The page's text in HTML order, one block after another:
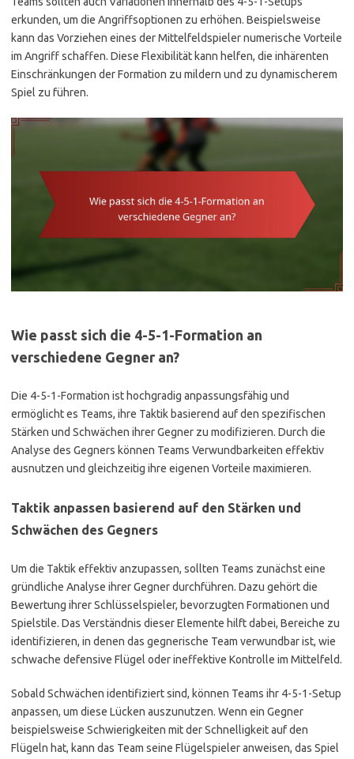
erkunden, um die Angriffsoptionen zu erhöhen. Beispielsweise
kann das Vorziehen eines der Mittelfeldspieler numerische Vorteile
im Angriff schaffen. Diese Flexibilität kann helfen, die inhärenten
Einschränkungen der Formation zu mildern und zu dynamischerem
Spiel zu führen.
Wie passt sich die 4-5-1-Formation an
verschiedene Gegner an?
Die 4-5-1-Formation ist hochgradig anpassungsfähig und
ermöglicht es Teams, ihre Taktik basierend auf den spezifischen
Stärken und Schwächen ihrer Gegner zu modifizieren. Durch die
Analyse des Gegners können Teams Verwundbarkeiten effektiv
ausnutzen und gleichzeitig ihre eigenen Vorteile maximieren.
Taktik anpassen basierend auf den Stärken und
Schwächen des Gegners
Um die Taktik effektiv anzupassen, sollten Teams zunächst eine
gründliche Analyse ihrer Gegner durchführen. Dazu gehört die
Bewertung ihrer Schlüsselspieler, bevorzugten Formationen und
Spielstile. Das Verständnis dieser Elemente hilft dabei, Bereiche zu
identifizieren, in denen das gegnerische Team verwundbar ist, wie
schwache defensive Flügel oder ineffektive Kontrolle im Mittelfeld.
Sobald Schwächen identifiziert sind, können Teams ihr 4-5-1-Setup
anpassen, um diese Lücken auszunutzen. Wenn ein Gegner
beispielsweise Schwierigkeiten mit der Schnelligkeit auf den
Flügeln hat, kann das Team seine Flügelspieler anweisen, das Spiel